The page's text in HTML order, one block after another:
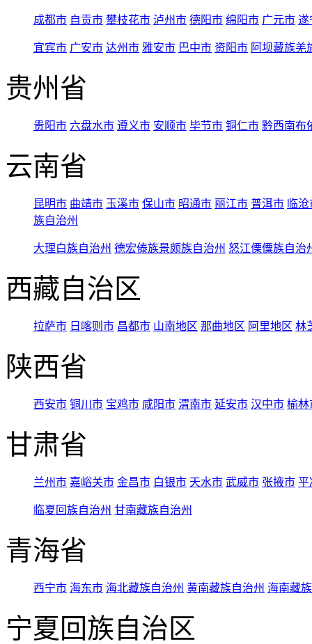
成都市 自贡市 攀枝花市 泸州市 德阳市 绵阳市 广元市 遂
宜宾市 广安市 达州市 雅安市 巴中市 资阳市 阿坝藏族羌
贵州省
贵阳市 六盘水市 遵义市 安顺市 毕节市 铜仁市 黔西南布
云南省
昆明市 曲靖市 玉溪市 保山市 昭通市 丽江市 普洱市 临
族自治州
大理白族自治州 德宏傣族景颇族自治州 怒江傈僳族自治
西藏自治区
拉萨市 日喀则市 昌都市 山南地区 那曲地区 阿里地区 林
陕西省
西安市 铜川市 宝鸡市 咸阳市 渭南市 延安市 汉中市 榆林
甘肃省
兰州市 嘉峪关市 金昌市 白银市 天水市 武威市 张掖市 平
临夏回族自治州 甘南藏族自治州
青海省
西宁市 海东市 海北藏族自治州 黄南藏族自治州 海南藏
宁夏回族自治区